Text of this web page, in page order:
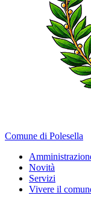
Comune di Polesella
Novità
Servizi
Vivere il